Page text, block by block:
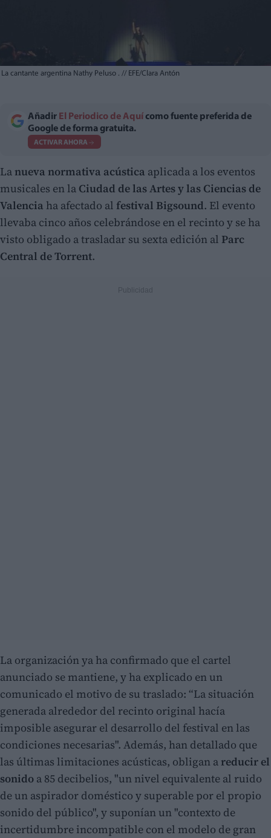
La cantante argentina Nathy Peluso . // EFE/Clara Antón
Añadir El Periodico de Aquí como fuente preferida de
Google de forma gratuita.
ACTIVAR AHORA
Lanueva normativa acústica aplicada a los eventos
musicales en la Ciudad de las Artes y las Ciencias de
Valencia ha afectado al festival Bigsound. El evento
llevaba cinco años celebrándose en el recinto y se ha
visto obligado a trasladar su sexta edición al Parc
Central de Torrent.
La organización ya ha confirmado que el cartel
anunciado se mantiene, y ha explicado en un
comunicado el motivo de su traslado: “La situación
generada alrededor del recinto original hacía
imposible asegurar el desarrollo del festival en las
condiciones necesarias". Además, han detallado que
las últimas limitaciones acústicas, obligan areducir el
sonido a 85 decibelios, "un nivel equivalente al ruido
de un aspirador doméstico y superable por el propio
sonido del público", y suponían un "contexto de
incertidumbre incompatible con el modelo de gran